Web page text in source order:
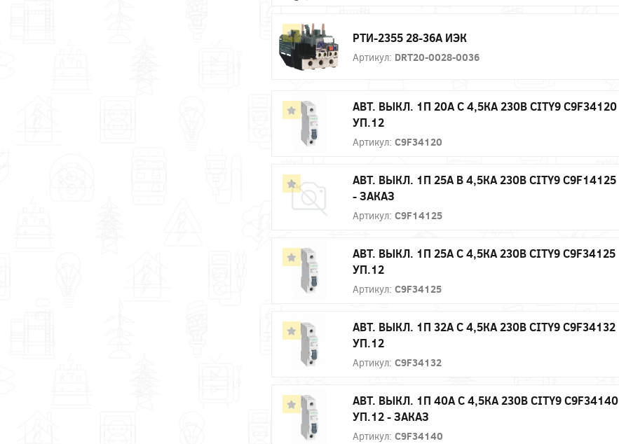
РТИ-2355 28-36А ИЭК
Артикул: DRT20-0028-0036
АВТ. ВЫКЛ. 1П 20А С 4,5КА 230В CITY9 C9F34120
УП.12
Артикул: C9F34120
АВТ. ВЫКЛ. 1П 25А B 4,5КА 230В CITY9 C9F14125
- ЗАКАЗ
Артикул: C9F14125
АВТ. ВЫКЛ. 1П 25А С 4,5КА 230В CITY9 C9F34125
УП.12
Артикул: C9F34125
АВТ. ВЫКЛ. 1П 32А С 4,5КА 230В CITY9 C9F34132
УП.12
Артикул: C9F34132
АВТ. ВЫКЛ. 1П 40А С 4,5КА 230В CITY9 C9F34140
УП.12 - ЗАКАЗ
Артикул: C9F34140